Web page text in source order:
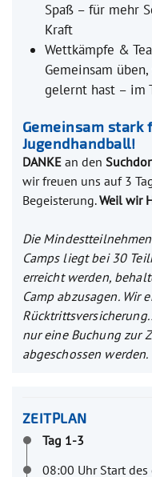
Spaß – für mehr
Kraft
Wettkämpfe &
Gemeinsam
gelernt hast – im
Gemeinsam stark
Jugendhandball!
DANKEan den
wir freuen uns auf 3
Begeisterung.Weil wir
Die
Camps liegt bei 30
erreicht werden,
Camp abzusagen. Wir
nur eine Buchung zur
abgeschossen werden.
ZEITPLAN
Tag 1-3
08:00 Uhr Start